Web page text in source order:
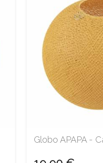
Globo APAPA -